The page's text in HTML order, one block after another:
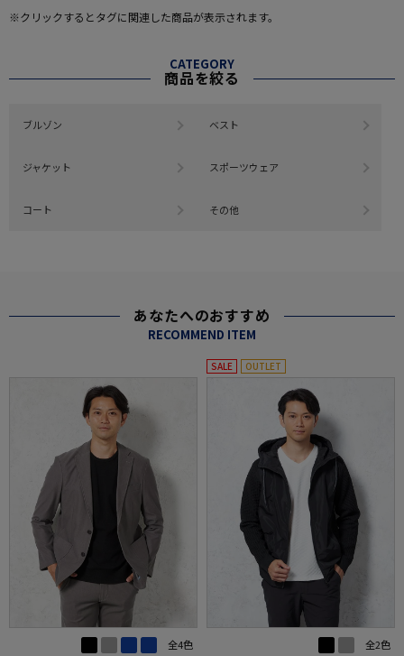
※クリックするとタグに関連した商品が表示されます。
CATEGORY
商品を絞る
ブルゾン ベスト
ジャケット スポーツウェア
コート その他
あなたへのおすすめ
RECOMMEND ITEM
全4色
SALE OUTLET
全2色